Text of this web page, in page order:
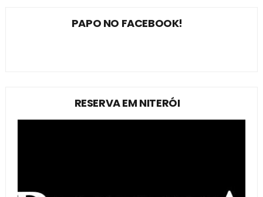
PAPO NO FACEBOOK!
RESERVA EM NITERÓI